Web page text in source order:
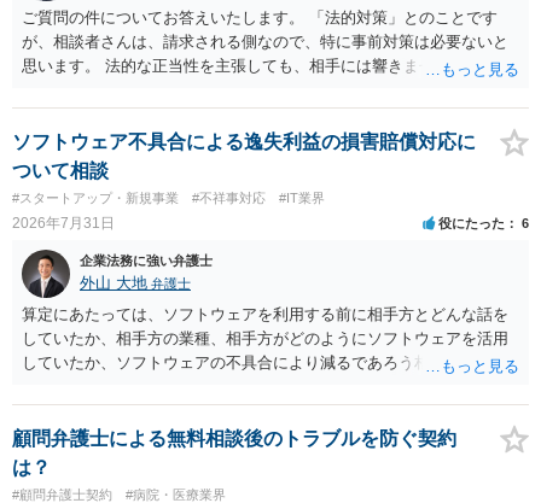
ご質問の件についてお答えいたします。 「法的対策」とのことです
が、相談者さんは、請求される側なので、特に事前対策は必要ないと
思います。 法的な正当性を主張しても、相手には響きません。そもそ
的手段として裁判（おそらく少額訴訟）をするかどうかの問題ですの
で、訴訟を提起してきたら粛々と対応することになります。 少額訴訟
は、１人（１社）年間１０回までしかできないので、こちらが毅然と
支払いを拒否すれば、少額訴訟を提起する可能性は、低いものと思わ
れます。 ただ、裁判を東京などの遠隔地で起こされますと、対応する
だけで費用がかかりますので、難しいところです。 当事者での対応で
すと、押し負けて支払うかもと考えますので、弁護士に依頼するなど
して対応をすれば、より裁判をしてくる可能性は減りますが、当然費
用がかかります。 毅然と拒否して後は裁判するならしてくださいの対
応、弁護士に依頼して同様の対応、裁判してきたら、従業員にて粛々
と対応のどれかを選択することになります。 以上、ご参考まで。
ソフトウェア不具合による逸失利益の損害賠償対応に
ついて相談
#スタートアップ・新規事業 #不祥事対応 #IT業界
2026年7月31日 役にたった 6
企業法務に強い弁護士
外山 大地 弁護士
算定にあたっては、ソフトウェアを利用する前に相手方とどんな話を
していたか、相手方の業種、相手方がどのようにソフトウェアを活用
していたか、ソフトウェアの不具合により減るであろう相手方の将来
ます。 すでに王先生からも回答されている通り、最寄りの弁護士に相
談されることをお勧めします。
顧問弁護士による無料相談後のトラブルを防ぐ契約
は？
#顧問弁護士契約 #病院・医療業界